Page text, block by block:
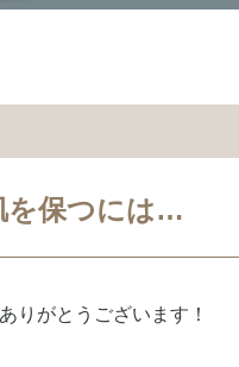
を保つには…
りがとうございます！